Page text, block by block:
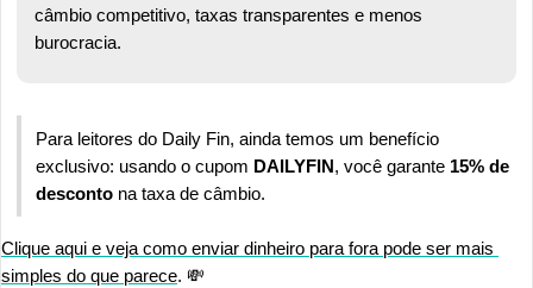
câmbio competitivo, taxas transparentes e menos
burocracia.
Para leitores do Daily Fin, ainda temos um benefício
exclusivo: usando o cupom DAILYFIN , você garante 15% de
desconto na taxa de câmbio.
Clique aqui e veja como enviar dinheiro para fora pode ser mais
simples do que parece. 💸